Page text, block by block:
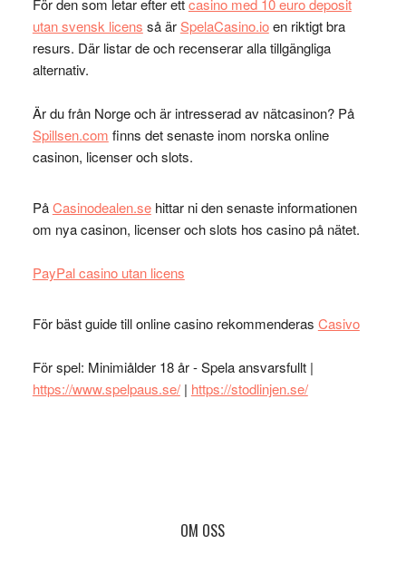
För den som letar efter ettcasino med 10 euro deposit
utan svensk licens så ärSpelaCasino.ioen riktigt bra
resurs. Där listar de och recenserar alla tillgängliga
alternativ.
Är du från Norge och är intresserad av nätcasinon? På
Spillsen.com finns det senaste inom norska online
casinon, licenser och slots.
PåCasinodealen.sehittar ni den senaste informationen
om nya casinon, licenser och slots hos casino på nätet.
PayPal casino utan licens
För bäst guide till online casino rekommenderas Casivo
För spel: Minimiålder 18 år - Spela ansvarsfullt |
https://www.spelpaus.se/| https://stodlinjen.se/
OM OSS